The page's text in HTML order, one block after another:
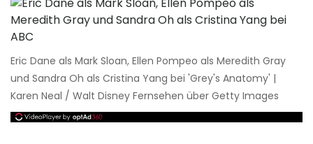
Eric Dane als Mark Sloan, Ellen Pompeo als Meredith Gray
und Sandra Oh als Cristina Yang bei 'Grey's Anatomy' |
Karen Neal / Walt Disney Fernsehen über Getty Images